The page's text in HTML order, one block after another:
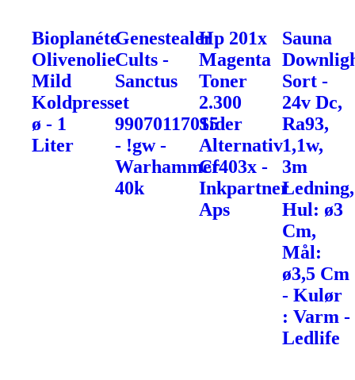
Bioplanéte
Olivenolie
Mild
Koldpresset
ø - 1
Liter
Genestealer
Cults -
Sanctus
-
99070117015
- !gw -
Warhammer
40k
Hp 201x
Magenta
Toner
2.300
Sider
Alternativ
Cf403x -
Inkpartner
Aps
Sauna
Sort -
24v Dc,
Ra93,
1,1w,
3m
Ledning,
Hul: ø3
Cm,
Mål:
ø3,5 Cm
- Kulør
: Varm -
Ledlife